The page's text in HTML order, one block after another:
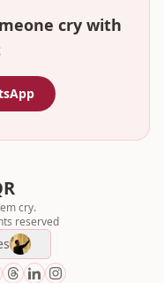
cry with
cry.
reserved